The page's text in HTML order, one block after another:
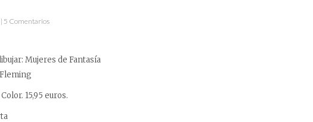
5 Comentarios
Mujeres de Fantasía
15,95 euros.